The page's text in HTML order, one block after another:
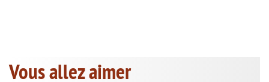
Vous allez aimer